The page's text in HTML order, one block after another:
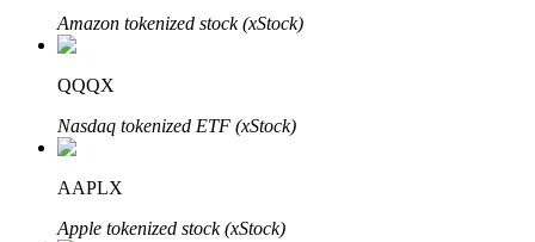
Aprenda a apostar
Aprenda como ganhar renda passiva
Bitrue
Amazon tokenized stock (xStock)
QQQX
Nasdaq tokenized ETF (xStock)
AAPLX
Apple tokenized stock (xStock)